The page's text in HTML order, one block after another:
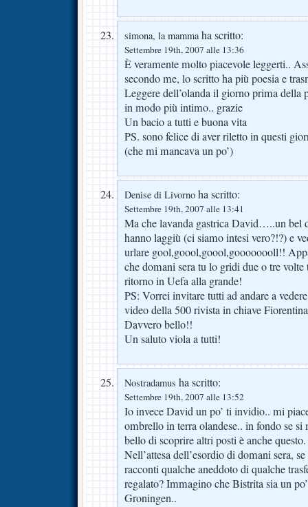
simona, la mammaha scritto:
Settembre 19th, 2007 alle 13:36
È veramente molto piacevole leggerti..
secondo me, lo scritto ha più poesia e
Leggere dell’olanda il giorno prima della
in modo più intimo.. grazie
Un bacio a tutti e buona vita
PS. sono felice di aver riletto in questi
(che mi mancava un po’)
Denise di Livorno ha scritto:
Settembre 19th, 2007 alle 13:41
Ma che lavanda gastrica David…..un bel
hanno laggiù (ci siamo intesi vero?!?) e
urlare gool,goool,goool,goooooooll!!
che domani sera tu lo gridi due o tre volte
ritorno in Uefa alla grande!
PS: Vorrei invitare tutti ad andare a
video della 500 rivista in chiave
Davvero bello!!
Un saluto viola a tutti!
Nostradamus ha scritto:
Settembre 19th, 2007 alle 13:52
Io invece David un po’ ti invidio.. mi
ombrello in terra olandese.. in fondo se
bello di scoprire altri posti è anche questo.
Nell’attesa dell’esordio di domani sera,
racconti qualche aneddoto di qualche
regalato? Immagino che Bistrita sia un
Groningen..